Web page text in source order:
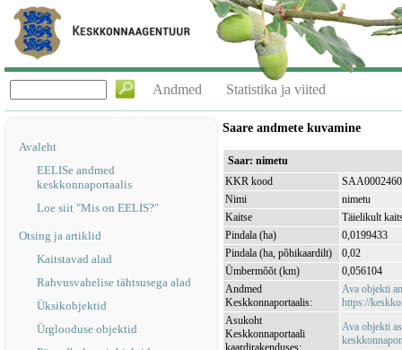
Andmed Statistika ja viited
Avaleht
EELISe andmed
keskkonnaportaalis
Loe siit "Mis on EELIS?"
Otsing ja artiklid
Kaitstavad alad
Rahvusvahelise tähtsusega alad
Üksikobjektid
Ürglooduse objektid
Saare andmete kuvamine
Saar: nimetu
KKR kood
SAA0002460
Nimi
nimetu
Kaitse
Täielikult
Pindala (ha)
0,0199433
Pindala (ha, põhikaardilt)
0,02
Ümbermõõt (km)
0,056104
Andmed
Keskkonnaportaalis:
Ava objekti
https://
Asukoht
Keskkonnaportaali
kaardirakenduses:
Ava objekti